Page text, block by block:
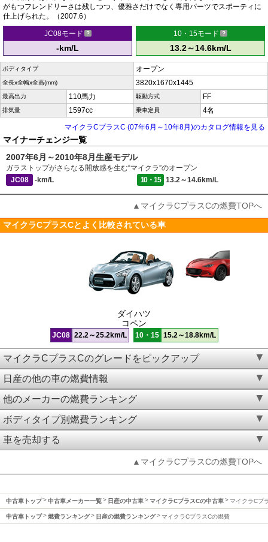
がもつフレンドリーさは残しつつ、優雅さだけでなく専用パーツでスポーティに
仕上げられた。（2007.6）
JC08モード
-km/L
10・15モード
13.2～14.6km/L
ボディタイプ オープン
全長x全幅x全高(mm) 3820x1670x1445
最高出力 110馬力 駆動方式 FF
排気量 1597cc 乗車定員
4名
マイクラCプラスC (07年6月～10年8月)のカタログ情報を見る
マイナーチェンジ一覧
2007年6月～2010年8月生産モデル
ガラストップがさらなる開放感を生む“マイクラ”のオープン
JC08
-km/L 10・15 13.2～14.6km/L
▲マイクラCプラスCの燃費TOPへ
マイクラCプラスCとよく比較されている車
ダイハツ
コペン
JC08 22.2～25.2km/L 10・15 15.2～18.8km/L
マイクラCプラスCのグレードをピックアップ
日産の他の車の燃費情報
他のメーカーの燃費ランキング
ボディタイプ別燃費ランキング
車を売却する
▲マイクラCプラスCの燃費TOPへ
中古車トップ 中古車メーカー一覧 日産の中古車 マイクラCプラスCの中古車 マイクラCプ
中古車トップ 燃費ランキング 日産の燃費ランキング マイクラCプラスCの燃費